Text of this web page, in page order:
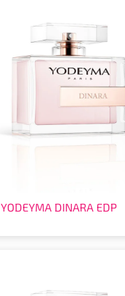
YODEYMA DINARA EDP